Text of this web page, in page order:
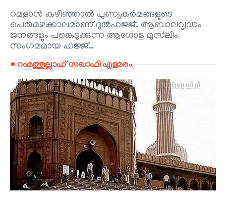
റമളാൻ കഴിഞ്ഞാൽ പുണ്യകർമങ്ങളുടെ
പെരുമഴക്കാലമാണ് ദുൽഹജ്ജ്. ആബാലവൃദ്ധം
ജനങ്ങളും പങ്കെടുക്കുന്ന ആഗോള മുസ്‌ലിം
സംഗമമായ ഹജ്ജ്…
● റഹ്മത്തുല്ലാഹ് സഖാഫി എളമരം